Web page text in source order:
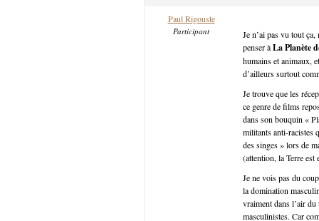
Paul Rigouste
Participant
Je n’ai pas vu tout
penser àLa Planète
humains et animaux,
d’ailleurs surtout
Je trouve que les
ce genre de films
dans son bouquin «
militants anti-racistes
des singes » lors de
(attention, la Terre est
Je ne vois pas du
la domination
vraiment dans l’air
masculinistes. Car